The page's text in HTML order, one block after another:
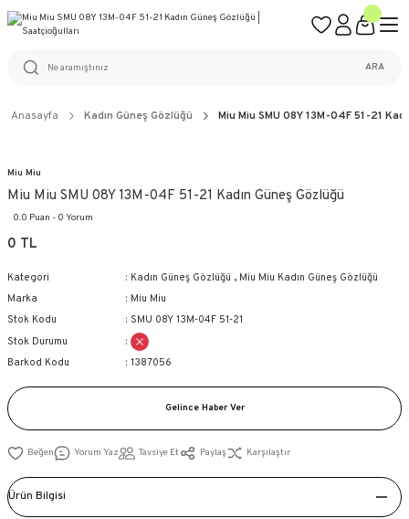
%100 ORİJİNAL ÜRÜN GARANTİSİ
ARA
Anasayfa Kadın Güneş Gözlüğü Miu Miu SMU 08Y 13M-04F 51-21
Miu Miu
Miu Miu SMU 08Y 13M-04F 51-21 Kadın Güneş Gözlüğü
0.0 Puan - 0 Yorum
0 TL
Kategori Kadın Güneş Gözlüğü , Miu Miu Kadın Güneş Gözlüğü
Marka
Miu Miu
Stok Kodu
SMU 08Y 13M-04F 51-21
Stok Durumu
Barkod Kodu
1387056
Gelince Haber Ver
Yorum Yaz Tavsiye Et Paylaş Karşılaştır
Ürün Bilgisi